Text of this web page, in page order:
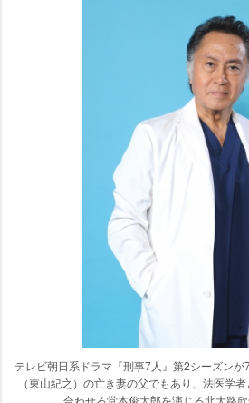
テレビ朝日系ドラマ『刑事7人』第2シーズン
（東山紀之）の亡き妻の父でもあり、法医学
合わせる堂本俊太郎を演じる北大路